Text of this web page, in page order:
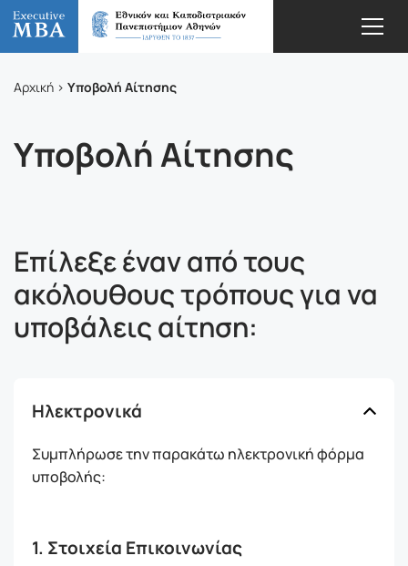
Αρχική Υποβολή Αίτησης
Υποβολή Αίτησης
Επίλεξε έναν από τους
ακόλουθους τρόπους για να
υποβάλεις αίτηση:
Ηλεκτρονικά
Συμπλήρωσε την παρακάτω ηλεκτρονική φόρμα
υποβολής:
1. Στοιχεία Επικοινωνίας